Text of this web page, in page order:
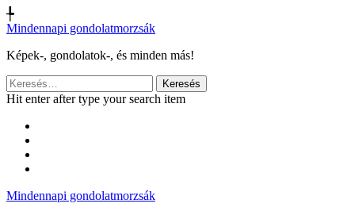
╄
Mindennapi gondolatmorzsák
Képek-, gondolatok-, és minden más!
Keresés:
Hit enter after type your search item
Mindennapi gondolatmorzsák